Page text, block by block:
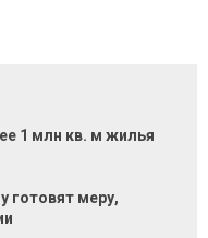
1 млн кв. м жилья
готовят меру,